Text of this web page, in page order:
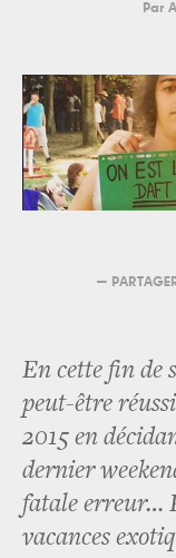
Par
—
En cette fin de
peut-être
2015 en
dernier
fatale erreur…
vacances